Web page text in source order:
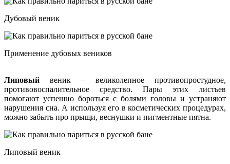
Дубовый веник
Применение дубовых веников
Липовый веник – великолепное противопростудное,
противовоспалительное средство. Пары этих листьев
помогают успешно бороться с болями головы и устраняют
нарушения сна. А используя его в косметических процедурах,
можно забыть про прыщи, веснушки и пигментные пятна.
Липовый веник